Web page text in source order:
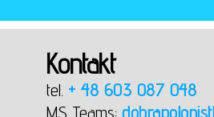
Kontakt
tel. + 48 603 087 048
MS Teams: